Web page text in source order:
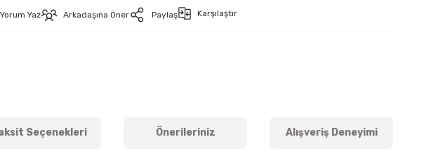
Yorum Yaz Arkadaşına Öner Paylaş Karşılaştır
Seçenekleri Önerileriniz Alışveriş Deneyimi